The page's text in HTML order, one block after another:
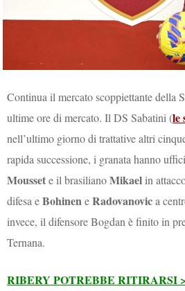
Continua il mercato scoppiettante della
ultime ore di mercato. Il DS Sabatini (le
nell’ultimo giorno di trattative altri
rapida successione, i granata hanno
Moussete il brasilianoMikael in
difesa eBohineneRadovanovica
invece, il difensore Bogdan è finito in
Ternana.
RIBERY POTREBBE RITIRARSI